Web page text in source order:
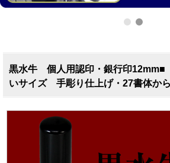
黒水牛 個人用認印・銀行印
いサイズ 手彫り仕上げ・27書体から